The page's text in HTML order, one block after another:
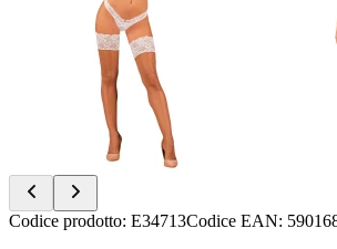
Item
Codice prodotto: E34713Codice EAN: